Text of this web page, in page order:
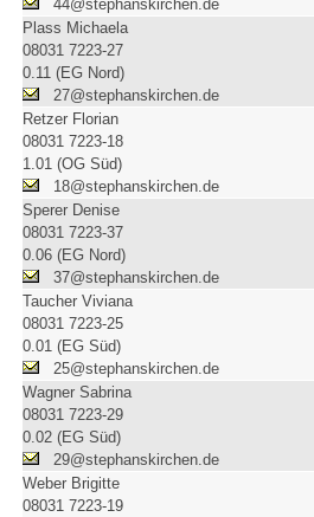
44@stephanskirchen.de
Plass Michaela
08031 7223-27
0.11 (EG Nord)
27@stephanskirchen.de
Retzer Florian
08031 7223-18
1.01 (OG Süd)
18@stephanskirchen.de
Sperer Denise
08031 7223-37
0.06 (EG Nord)
37@stephanskirchen.de
Taucher Viviana
08031 7223-25
0.01 (EG Süd)
25@stephanskirchen.de
Wagner Sabrina
08031 7223-29
0.02 (EG Süd)
29@stephanskirchen.de
Weber Brigitte
08031 7223-19